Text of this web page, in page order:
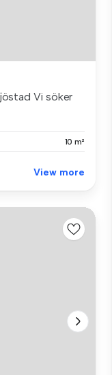
Vi söker
10 m²
View more